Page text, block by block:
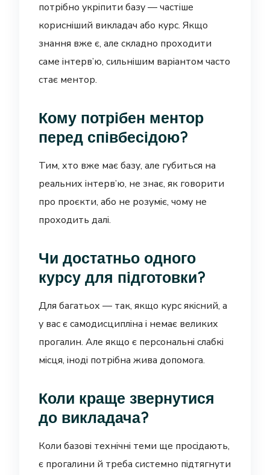
потрібно укріпити базу — частіше
корисніший викладач або курс. Якщо
знання вже є, але складно проходити
саме інтерв’ю, сильнішим варіантом часто
стає ментор.
Кому потрібен ментор
перед співбесідою?
Тим, хто вже має базу, але губиться на
реальних інтерв’ю, не знає, як говорити
про проєкти, або не розуміє, чому не
проходить далі.
Чи достатньо одного
курсу для підготовки?
Для багатьох — так, якщо курс якісний, а
у вас є самодисципліна і немає великих
прогалин. Але якщо є персональні слабкі
місця, іноді потрібна жива допомога.
Коли краще звернутися
до викладача?
Коли базові технічні теми ще просідають,
є прогалини й треба системно підтягнути